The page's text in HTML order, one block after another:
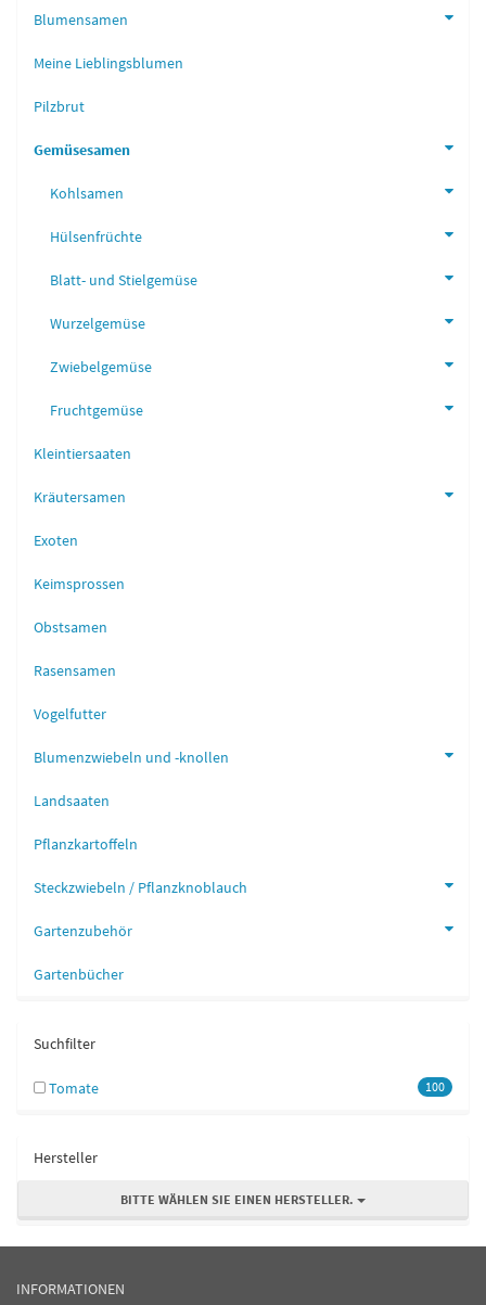
Blumensamen
Meine Lieblingsblumen
Pilzbrut
Gemüsesamen
Kohlsamen
Hülsenfrüchte
Blatt- und Stielgemüse
Wurzelgemüse
Zwiebelgemüse
Fruchtgemüse
Kleintiersaaten
Kräutersamen
Exoten
Keimsprossen
Obstsamen
Rasensamen
Vogelfutter
Blumenzwiebeln und -knollen
Landsaaten
Pflanzkartoffeln
Steckzwiebeln / Pflanzknoblauch
Gartenzubehör
Gartenbücher
Suchfilter
100
Tomate
Hersteller
BITTE WÄHLEN SIE EINEN HERSTELLER.
INFORMATIONEN